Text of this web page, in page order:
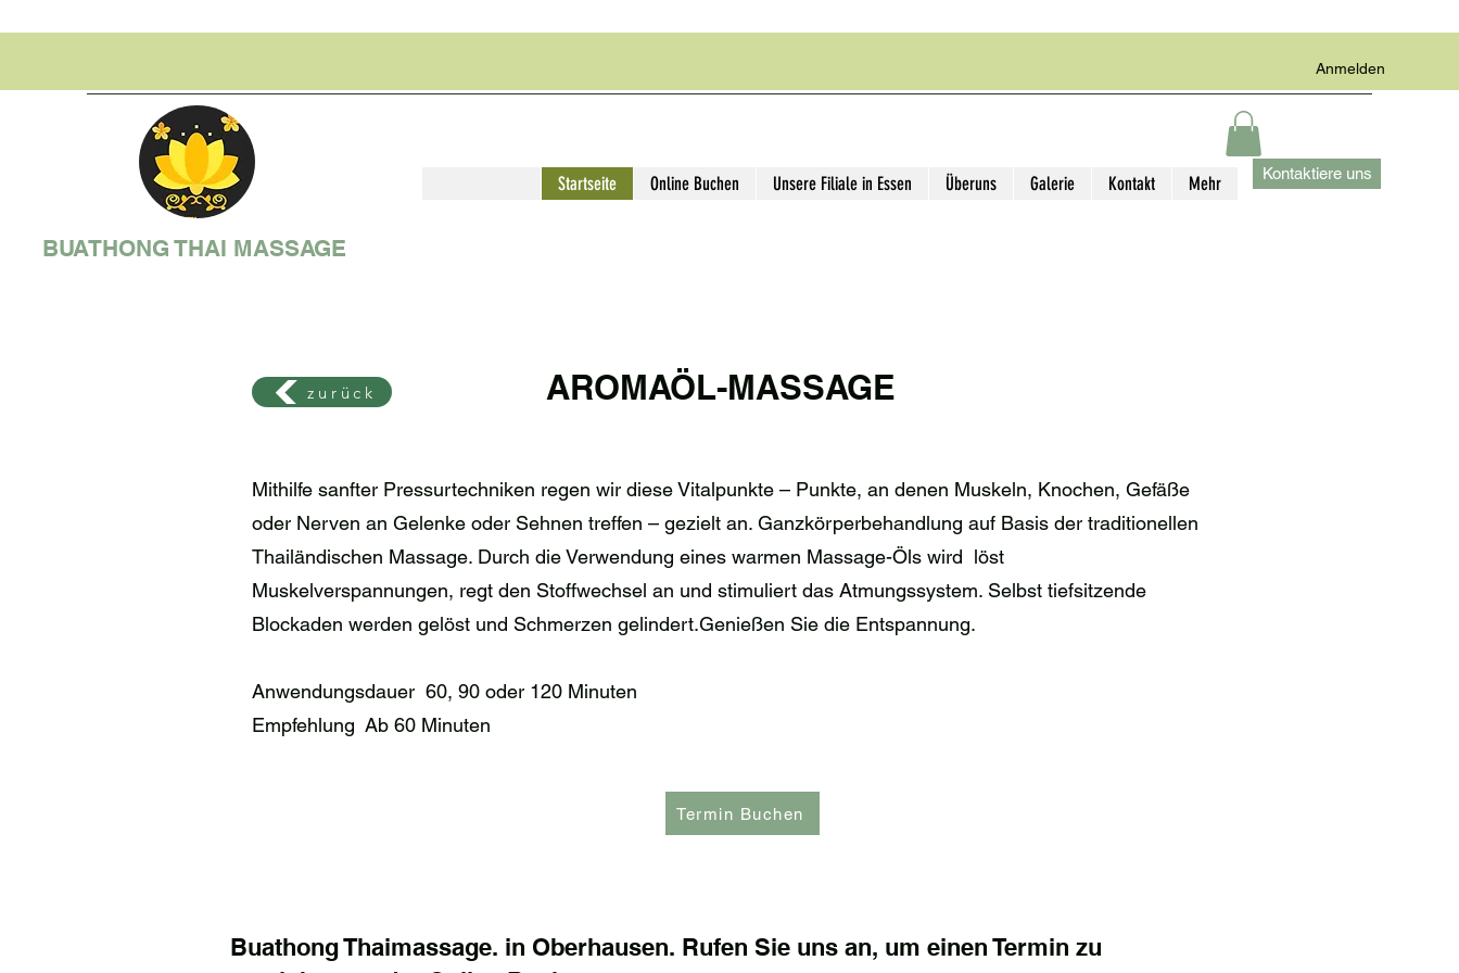
Anmelden
Startseite Online Buchen Unsere Filiale in Essen Überuns Galerie Kontakt Mehr Kontaktiere uns
BUATHONG THAI MASSAGE
zurück AROMAÖL-MASSAGE
Mithilfe sanfter Pressurtechniken regen wir diese Vitalpunkte – Punkte, an denen Muskeln, Knochen, Gefäße
oder Nerven an Gelenke oder Sehnen treffen – gezielt an. Ganzkörperbehandlung auf Basis der traditionellen
Thailändischen Massage. Durch die Verwendung eines warmen Massage-Öls wird löst
Muskelverspannungen, regt den Stoffwechsel an und stimuliert das Atmungssystem. Selbst tiefsitzende
Blockaden werden gelöst und Schmerzen gelindert.Genießen Sie die Entspannung.
Anwendungsdauer 60, 90 oder 120 Minuten
Empfehlung Ab 60 Minuten
Termin Buchen
Buathong Thaimassage. in Oberhausen. Rufen Sie uns an, um einen Termin zu